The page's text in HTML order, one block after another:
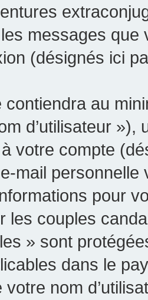
messages que
(désignés ici
contiendra au
d’utilisateur
votre compte
mail
pour
les couples
» sont
dans le
votre nom